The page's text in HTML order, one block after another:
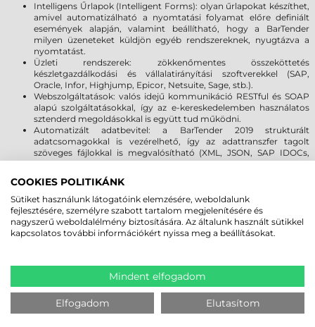
Intelligens Űrlapok (Intelligent Forms): olyan űrlapokat készíthet,
amivel automatizálható a nyomtatási folyamat előre definiált
események alapján, valamint beállítható, hogy a BarTender
milyen üzeneteket küldjön egyéb rendszereknek, nyugtázva a
nyomtatást.
Üzleti rendszerek: zökkenőmentes összeköttetés
készletgazdálkodási és vállalatirányítási szoftverekkel (SAP,
Oracle, Infor, Highjump, Epicor, Netsuite, Sage, stb.).
Webszolgáltatások: valós idejű kommunikáció RESTful és SOAP
alapú szolgáltatásokkal, így az e-kereskedelemben használatos
sztenderd megoldásokkal is együtt tud működni.
Automatizált adatbevitel: a BarTender 2019 strukturált
adatcsomagokkal is vezérelhető, így az adattranszfer tagolt
szöveges fájlokkal is megvalósítható (XML, JSON, SAP IDOCs,
Oracle XML, ASCII & Unicode szövegfájlok).
SDK .NET: a szoftverfejlesztői készlet segítségével könnyen
integrálhatja rendszereibe a funkciókat, ActiveX és
parancssoros/shell szkriptek használatával.
Valamint:
böngészőből, de a mobil app segítségével Androiddal és iOS-szel
Központosított dokumentum menedzsment: központosíthatja a
munkafolyamatokat és a dokumentumok tárolását, elősegítve az
átláthatóságot és a visszakövethetőséget.
COOKIES POLITIKÁNK
Sütiket használunk látogatóink elemzésére, weboldalunk
fejlesztésére, személyre szabott tartalom megjelenítésére és
nagyszerű weboldalélmény biztosítására. Az általunk használt sütikkel
kapcsolatos további információkért nyissa meg a beállításokat.
Mindent elfogadom
Elfogadom Elutasítom